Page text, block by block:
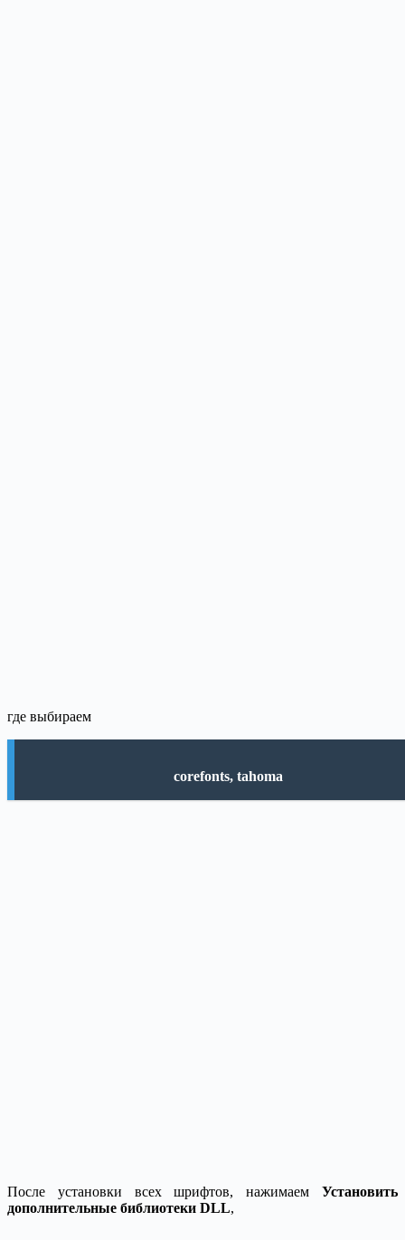
где выбираем
corefonts, tahoma
После установки всех шрифтов, нажимаем Установить
дополнительные библиотеки DLL,